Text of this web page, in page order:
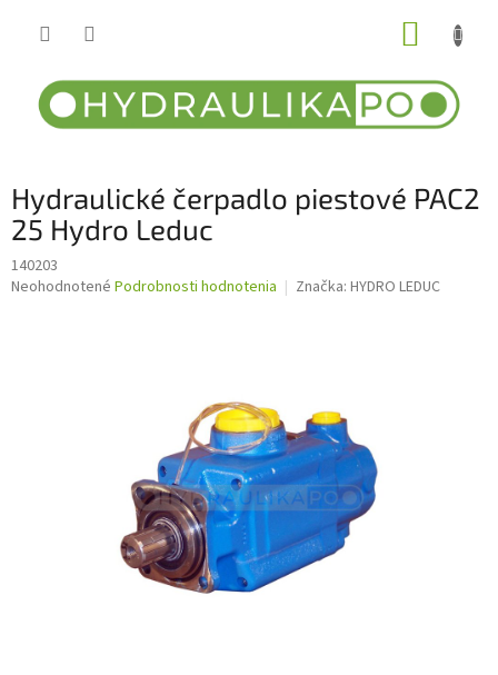
Hydraulické čerpadlo piestové PAC2
25 Hydro Leduc
140203
Priemerné
Neohodnotené Podrobnosti hodnotenia Značka: HYDRO LEDUC